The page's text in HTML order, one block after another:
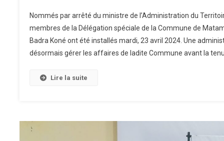
Nommés par arrêté du ministre de l’Administration du
membres de la Délégation spéciale de la Commune de
Badra Koné ont été installés mardi, 23 avril 2024. Une
désormais gérer les affaires de ladite Commune avant la
Lire la suite